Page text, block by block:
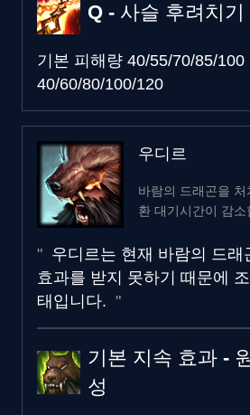
Q - 사슬 후려치기
기본 피해량 40/55/70/85/100
40/60/80/100/120
우디르
바람의 드래곤을
환 대기시간이 감소
우디르는 현재 바람의 드래
효과를 받지 못하기 때문에
태입니다.
기본 지속 효과 -
성